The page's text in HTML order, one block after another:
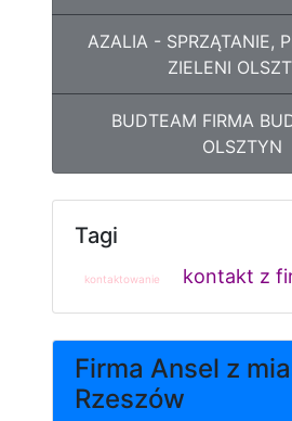
AZALIA - SPRZĄTANIE,
ZIELENI
BUDTEAM FIRMA
OLSZTYN
Tagi
kontaktowanie kontakt z
Firma Ansel z
Rzeszów